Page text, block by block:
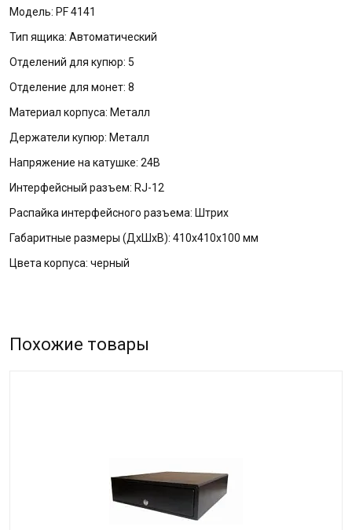
Модель: PF 4141
Тип ящика: Автоматический
Отделений для купюр: 5
Отделение для монет: 8
Материал корпуса: Металл
Держатели купюр: Металл
Напряжение на катушке: 24В
Интерфейсный разъем: RJ-12
Распайка интерфейсного разъема: Штрих
Габаритные размеры (ДхШхВ): 410х410х100 мм
Цвета корпуса: черный
Похожие товары